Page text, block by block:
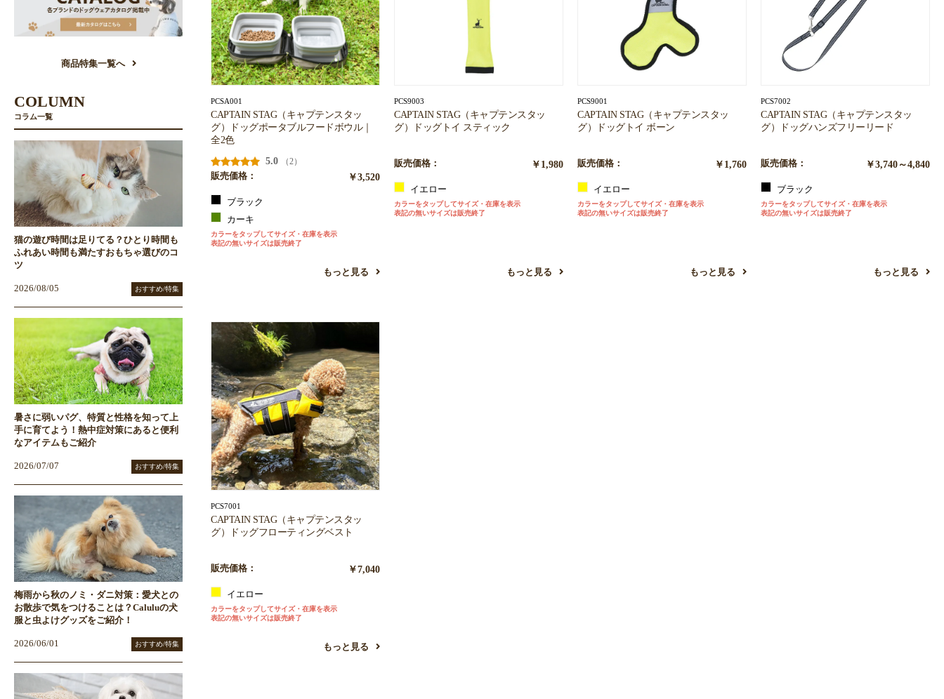
PCSA001
CAPTAIN STAG（キャプテンスタッ
グ）ドッグポータブルフードボウル｜
全2色
5.0
（2）
販売価格：
￥3,520
ブラック
カーキ
カラーをタップしてサイズ・在庫を表示
表記の無いサイズは販売終了
もっと見る
PCS9003
CAPTAIN STAG（キャプテンスタッ
グ）ドッグトイ スティック
販売価格： ￥1,980
イエロー
カラーをタップしてサイズ・在庫を表示
表記の無いサイズは販売終了
もっと見る
PCS9001
CAPTAIN STAG（キャプテンスタッ
グ）ドッグトイ ボーン
販売価格： ￥1,760
イエロー
カラーをタップしてサイズ・在庫を表示
表記の無いサイズは販売終了
もっと見る
PCS7002
CAPTAIN STAG（キャプテンスタッ
グ）ドッグハンズフリーリード
販売価格： ￥3,740～4,840
ブラック
カラーをタップしてサイズ・在庫を表示
表記の無いサイズは販売終了
もっと見る
PCS7001
CAPTAIN STAG（キャプテンスタッ
グ）ドッグフローティングベスト
販売価格： ￥7,040
イエロー
カラーをタップしてサイズ・在庫を表示
表記の無いサイズは販売終了
もっと見る
商品特集一覧へ
COLUMN
コラム一覧
猫の遊び時間は足りてる？ひとり時間も
ふれあい時間も満たすおもちゃ選びのコ
ツ
2026/08/05 おすすめ/特集
暑さに弱いパグ、特質と性格を知って上
手に育てよう！熱中症対策にあると便利
なアイテムもご紹介
2026/07/07 おすすめ/特集
梅雨から秋のノミ・ダニ対策：愛犬との
お散歩で気をつけることは？Caluluの犬
服と虫よけグッズをご紹介！
2026/06/01 おすすめ/特集